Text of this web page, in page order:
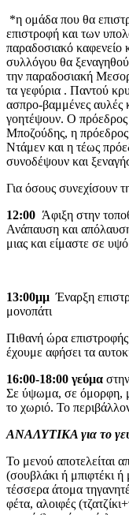
*η ομάδα που θα
επιστροφή και των
παραδοσιακό καφενείο
συλλόγου θα
την παραδοσιακή
τα γεφύρια . Παντού
ασπρο-βαμμένες αυλές
γοητέψουν. Ο πρόεδρος
Μποζούδης, η
Ντάμεν και η τέως
συνοδέψουν και
Για όσους συνεχίσουν
12:00 Άφιξη στην
Ανάπαυση και
μιας και είμαστε σε
13:00μμΈναρξη
μονοπάτι
Πιθανή ώρα
έχουμε αφήσει τα
16:00-18:00 γεύμα
Σε ύψωμα, σε όμορφη,
το χωριό. Το
ΑΝΑΛΥΤΙΚΑ για το
Το μενού αποτελείται
(σουβλάκι ή μπιφτέκι ή
τέσσερα άτομα
φέτα, αλοιφές